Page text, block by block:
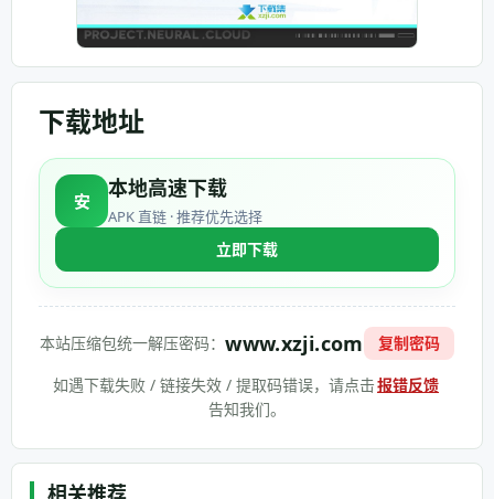
下载地址
安 本地高速下载
APK 直链 · 推荐优先选择
立即下载
本站压缩包统一解压密码：www.xzji.com
复制密码
如遇下载失败 / 链接失效 / 提取码错误，请点击报错反馈
告知我们。